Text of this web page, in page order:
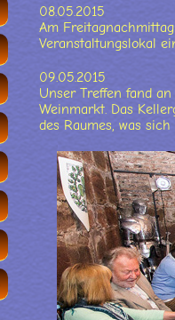
08.05.2015
Am
Veranstaltungslokal
09.05.2015
Unser Treffen fand
Weinmarkt. Das
des Raumes, was